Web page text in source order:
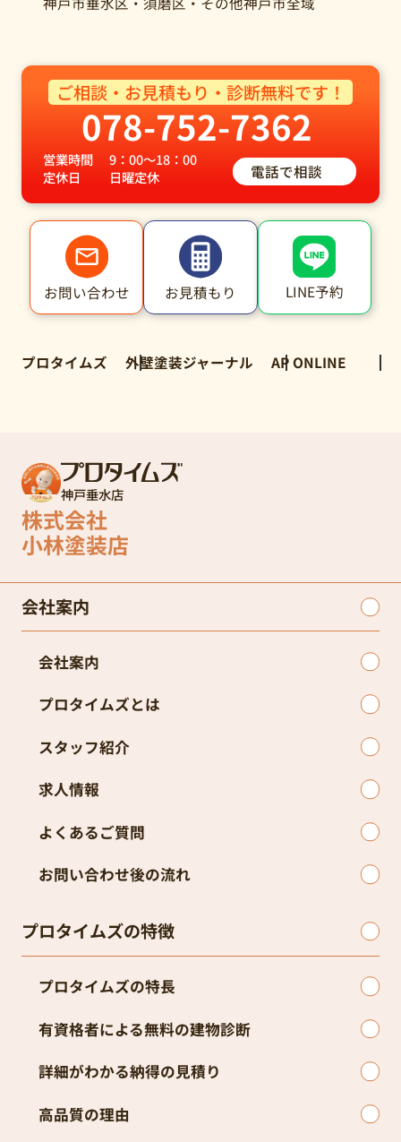
ご相談・お見積もり・診断無料です！
078-752-7362
営業時間
9：00～18：00
定休日
日曜定休 電話で相談
お問い合わせ お見積もり LINE予約
プロタイムズ 外壁塗装ジャーナル AP ONLINE
神戸垂水店
株式会社
小林塗装店
会社案内
会社案内
プロタイムズとは
スタッフ紹介
求人情報
よくあるご質問
お問い合わせ後の流れ
プロタイムズの特徴
プロタイムズの特長
有資格者による無料の建物診断
詳細がわかる納得の見積り
高品質の理由